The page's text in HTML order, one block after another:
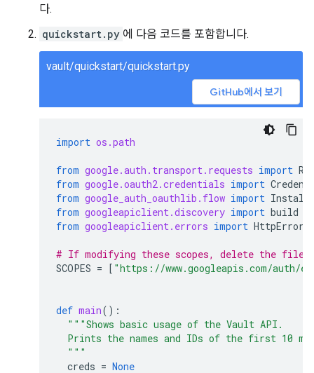
다.
quickstart.py 에 다음 코드를 포함합니다.
vault/quickstart/quickstart.py
GitHub에서 보기
import os.path
from google.auth.transport.requests import
from google.oauth2.credentials import
from google_auth_oauthlib.flow import
from googleapiclient.discovery import build
from googleapiclient.errors import HttpError
# If modifying these scopes, delete the file
SCOPES = [ "https://www.googleapis.com/auth/
def main():
"""Shows basic usage of the Vault API.
Prints the names and IDs of the first 10
  """
creds = None